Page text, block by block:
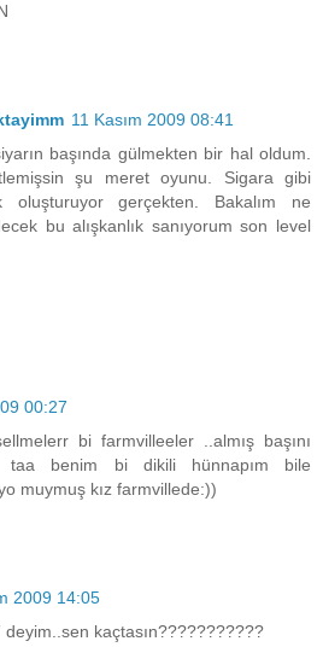
11 Kasım 2009 08:41
başında gülmekten bir hal oldum.
şu meret oyunu. Sigara gibi
oluşturuyor gerçekten. Bakalım ne
bu alışkanlık sanıyorum son level
00:27
bi farmvilleeler ..almış başını
taa benim bi dikili hünnapım bile
muymuş kız farmvillede:))
2009 14:05
deyim..sen kaçtasın???????????